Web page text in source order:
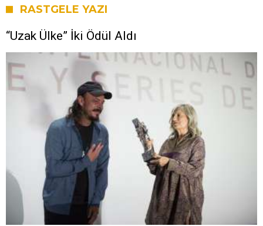
RASTGELE YAZI
“Uzak Ülke” İki Ödül Aldı